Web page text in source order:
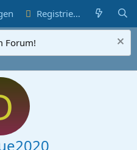
Registrieren
Forum!